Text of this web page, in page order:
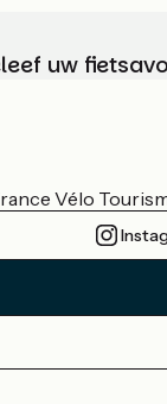
uw
Vélo